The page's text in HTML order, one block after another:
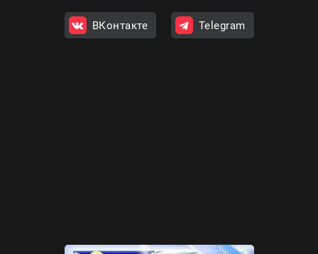
ВКонтакте Telegram